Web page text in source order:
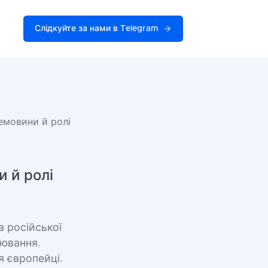
Слідкуйте за нами в Telegram
й ролі
й ролі
російської
європейці.